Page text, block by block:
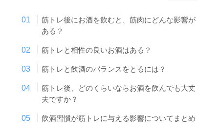
筋トレ後にお酒を飲むと、筋肉にどんな影響が
ある？
筋トレと相性の良いお酒はある？
筋トレと飲酒のバランスをとるには？
筋トレ後、どのくらいならお酒を飲んでも大丈
夫ですか？
飲酒習慣が筋トレに与える影響についてまとめ